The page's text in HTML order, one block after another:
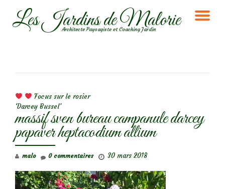
AllerLes Jardins de Malorie
Architecte Paysagiste et Coaching Jardin
Focus sur le rosier
‘Darcey Bussel’
massif sven bureau campanule darcey
papaver heptacodium allium
malo 30 mars 2018
0 commentaires